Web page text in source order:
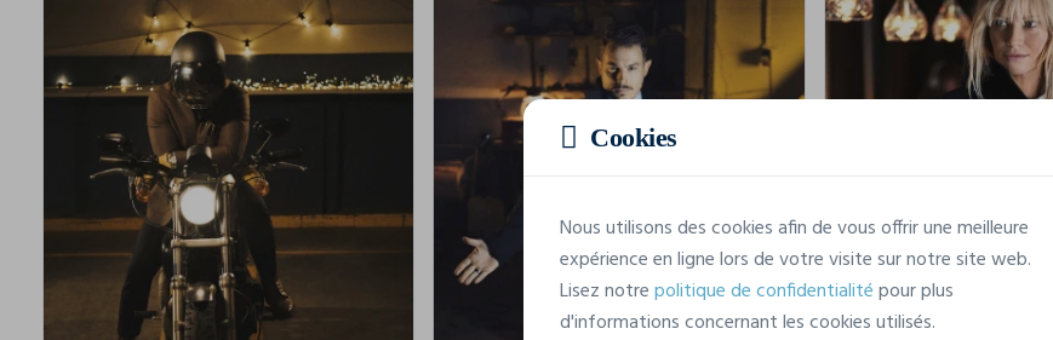
Cookies
Nous utilisons des cookies afin de vous offrir une meilleure
expérience en ligne lors de votre visite sur notre site web.
Lisez notrepolitique de confidentialitépour plus
d'informations concernant les cookies utilisés.